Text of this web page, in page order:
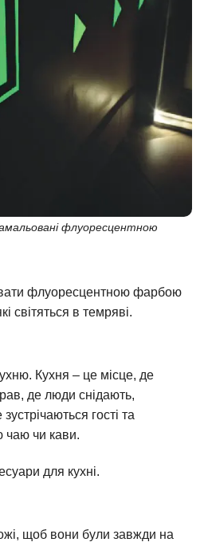
флуоресцентною
флуоресцентною фарбою
світяться в темряві.
Кухня – це місце, де
де люди снідають,
гості та
чаю чи кави.
для кухні.
щоб вони були завжди на